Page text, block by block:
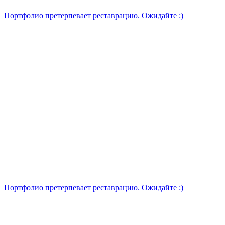
Портфолио претерпевает реставрацию. Ожидайте :)
Портфолио претерпевает реставрацию. Ожидайте :)